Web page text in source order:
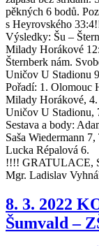
pěkných 6 bodů.
s Heyrovského
Výsledky: Šu –
Milady Horákové
Šternberk nám.
Uničov U Stadionu
Pořadí: 1. Olomouc
Milady Horákové,
Uničov U Stadionu,
Sestava a body:
Saša Wiedermann
Lucka Répalová 6.
!!!! GRATULACE,
Mgr. Ladislav
8. 3. 2022
Šumvald –